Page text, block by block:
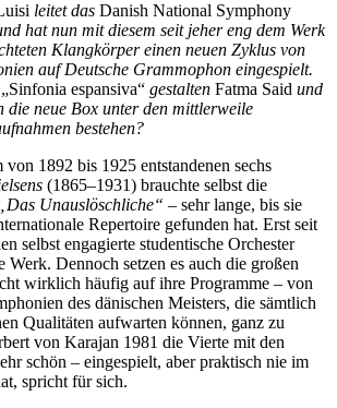
leitet das Danish National Symphony
hat nun mit diesem seit jeher eng dem Werk
Klangkörper einen neuen Zyklus von
auf Deutsche Grammophon eingespielt.
„Sinfonia espansiva“ gestalten Fatma Said und
die neue Box unter den mittlerweile
bestehen?
1892 bis 1925 entstandenen sechs
(1865–1931) brauchte selbst die
„Das Unauslöschliche“ – sehr lange, bis sie
Repertoire gefunden hat. Erst seit
selbst engagierte studentische Orchester
Werk. Dennoch setzen es auch die großen
wirklich häufig auf ihre Programme – von
des dänischen Meisters, die sämtlich
Qualitäten aufwarten können, ganz zu
von Karajan 1981 die Vierte mit den
schön – eingespielt, aber praktisch nie im
spricht für sich.